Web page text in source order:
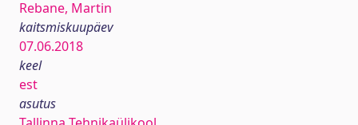
Rebane, Martin
kaitsmiskuupäev
07.06.2018
keel
est
asutus